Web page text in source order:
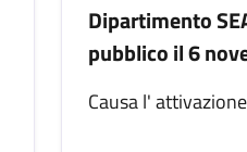
Dipartimento
pubblico il 6
Causa l'